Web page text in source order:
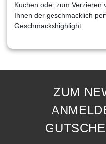
Kuchen oder zum Verzieren
Ihnen der geschmacklich
Geschmackshighlight.
ZUM